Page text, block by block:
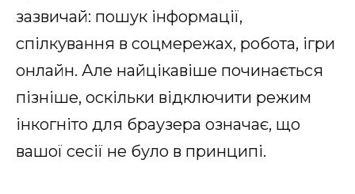
зазвичай: пошук інформації,
спілкування в соцмережах, робота, ігри
онлайн. Але найцікавіше починається
пізніше, оскільки відключити режим
інкогніто для браузера означає, що
вашої сесії не було в принципі.